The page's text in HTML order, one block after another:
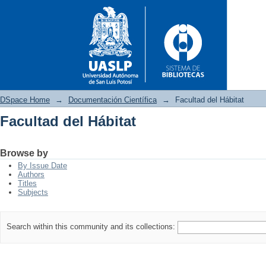
DSpace Home → Documentación Científica → Facultad del Hábitat
Facultad del Hábitat
Browse by
By Issue Date
Authors
Titles
Subjects
Search within this community and its collections: